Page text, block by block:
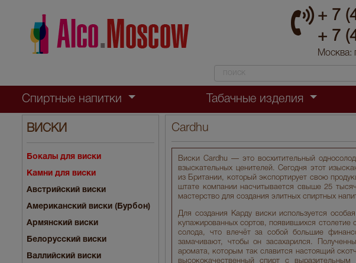
+ 7
+ 7
Москва:
Спиртные напитки Табачные изделия
ВИСКИ
Бокалы для виски
Камни для виски
Австрийский виски
Американский виски (Бурбон)
Армянский виски
Белорусский виски
Валлийский виски
Cardhu
Виски Cardhu — это восхитительный
взыскательных ценителей. Сегодня этот
из Британии, который экспортирует свою
штате компании насчитывается свыше 25
мастерство для создания элитных спиртных
Для создания Карду виски используется
купажированных сортов, появившихся столетие
солода, что влечёт за собой большие
замачивают, чтобы он засахарился.
аромата, которым так славится настоящий
высококачественный спирт с